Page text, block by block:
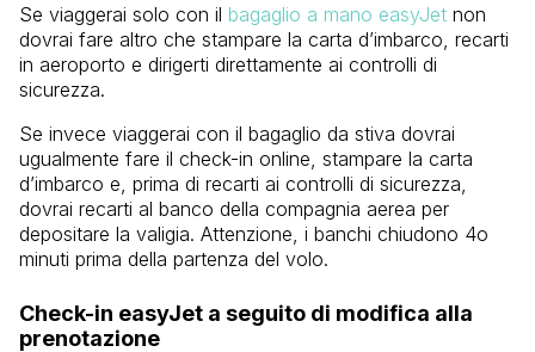
Se viaggerai solo con il bagaglio a mano easyJet non
dovrai fare altro che stampare la carta d’imbarco, recarti
in aeroporto e dirigerti direttamente ai controlli di
sicurezza.
Se invece viaggerai con il bagaglio da stiva dovrai
ugualmente fare il check-in online, stampare la carta
d’imbarco e, prima di recarti ai controlli di sicurezza,
dovrai recarti al banco della compagnia aerea per
depositare la valigia. Attenzione, i banchi chiudono 4o
minuti prima della partenza del volo.
Check-in easyJet a seguito di modifica alla
prenotazione